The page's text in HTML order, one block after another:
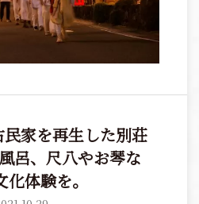
家を再生した別荘
呂、尺八やお琴な
体験を。